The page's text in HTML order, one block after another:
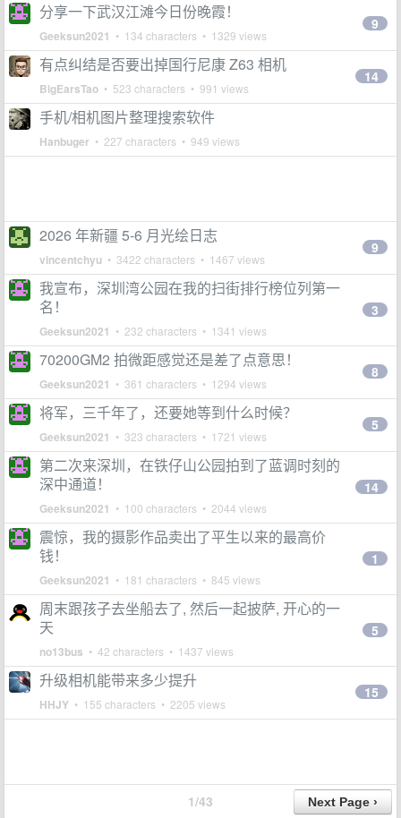
分享一下武汉江滩今日份晚霞！
Geeksun2021 • 134 characters • 1329 views
9
有点纠结是否要出掉国行尼康 Z63 相机
BigEarsTao • 523 characters • 991 views
14
手机/相机图片整理搜索软件
Hanbuger • 227 characters • 949 views
2026 年新疆 5-6 月光绘日志
vincentchyu • 3422 characters • 1467 views
9
我宣布，深圳湾公园在我的扫街排行榜位列第一
名！
Geeksun2021 • 232 characters • 1341 views
3
70200GM2 拍微距感觉还是差了点意思！
Geeksun2021 • 361 characters • 1294 views
8
将军，三千年了，还要她等到什么时候？
Geeksun2021 • 323 characters • 1721 views
5
第二次来深圳，在铁仔山公园拍到了蓝调时刻的
深中通道！
Geeksun2021 • 100 characters • 2044 views
14
震惊，我的摄影作品卖出了平生以来的最高价
钱！
Geeksun2021 • 181 characters • 845 views
1
周末跟孩子去坐船去了, 然后一起披萨, 开心的一
天
no13bus • 42 characters • 1437 views
5
升级相机能带来多少提升
HHJY • 155 characters • 2205 views
15
1/43